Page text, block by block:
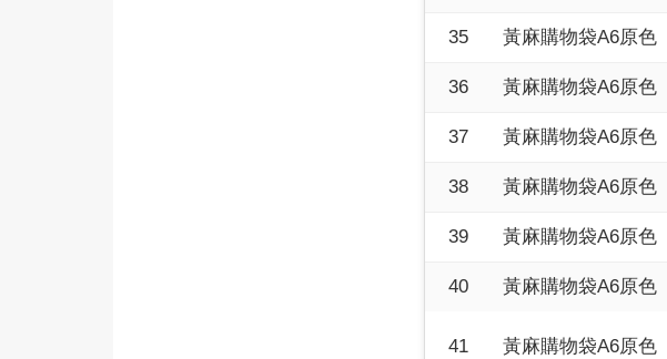
35 黃麻購物袋A6原色
36 黃麻購物袋A6原色
37 黃麻購物袋A6原色
38 黃麻購物袋A6原色
39 黃麻購物袋A6原色
40 黃麻購物袋A6原色
41 黃麻購物袋A6原色